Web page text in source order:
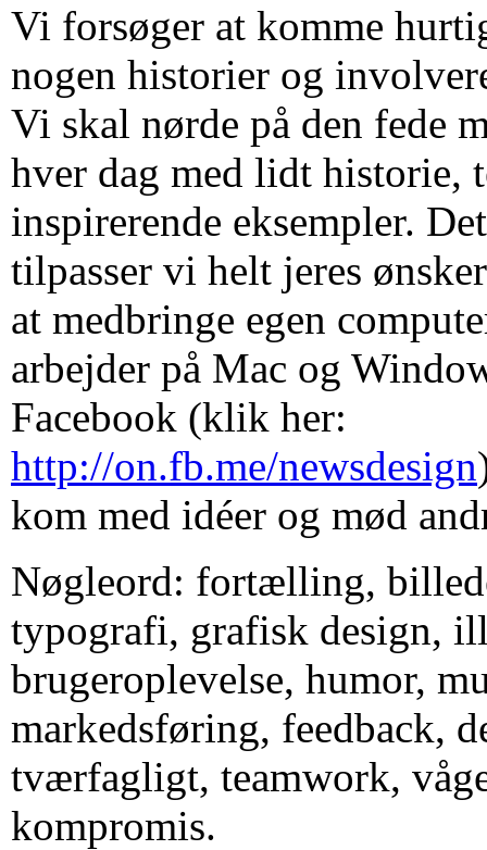
Vi forsøger at komme
nogen historier og
Vi skal nørde på den fede
hver dag med lidt historie,
inspirerende eksempler.
tilpasser vi helt jeres
at medbringe egen
arbejder på Mac og
Facebook (klik her:
http://on.fb.me/newsdesign
kom med idéer og mød
Nøgleord: fortælling,
typografi, grafisk design,
brugeroplevelse, humor,
markedsføring, feedback,
tværfagligt, teamwork,
kompromis.